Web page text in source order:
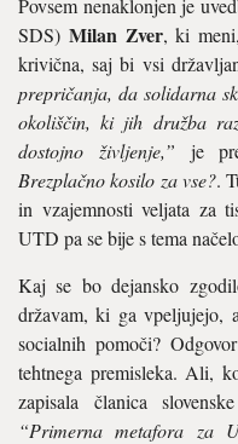
Povsem nenaklonjen je
SDS) Milan Zver, ki
krivična, saj bi vsi
prepričanja, da solidarna
okoliščin, ki jih družba
dostojno življenje,” je
Brezplačno kosilo za vse?.
in vzajemnosti veljata za
UTD pa se bije s tema
Kaj se bo dejansko
državam, ki ga vpeljujejo,
socialnih pomoči?
tehtnega premisleka. Ali,
zapisala članica
“Primerna metafora za